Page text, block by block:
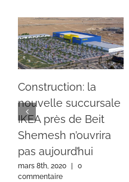
Construction: la
nouvelle succursale
IKEA près de Beit
Shemesh n’ouvrira
pas aujourd’hui
mars 8th, 2020
0
commentaire